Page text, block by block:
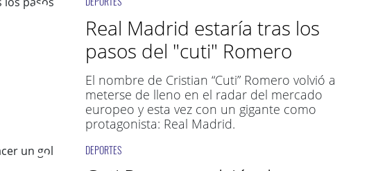
Real Madrid estaría tras los
pasos del "cuti" Romero
El nombre de Cristian “Cuti” Romero volvió a
meterse de lleno en el radar del mercado
europeo y esta vez con un gigante como
protagonista: Real Madrid.
DEPORTES